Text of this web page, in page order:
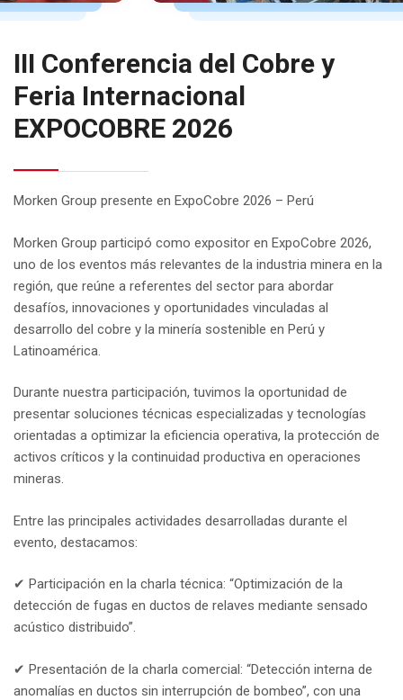
III Conferencia del Cobre y
Feria Internacional
EXPOCOBRE 2026
Morken Group presente en ExpoCobre 2026 – Perú
Morken Group participó como expositor en ExpoCobre 2026,
uno de los eventos más relevantes de la industria minera en la
región, que reúne a referentes del sector para abordar
desafíos, innovaciones y oportunidades vinculadas al
desarrollo del cobre y la minería sostenible en Perú y
Latinoamérica.
Durante nuestra participación, tuvimos la oportunidad de
presentar soluciones técnicas especializadas y tecnologías
orientadas a optimizar la eficiencia operativa, la protección de
activos críticos y la continuidad productiva en operaciones
mineras.
Entre las principales actividades desarrolladas durante el
evento, destacamos:
✔ Participación en la charla técnica: “Optimización de la
detección de fugas en ductos de relaves mediante sensado
acústico distribuido”.
✔ Presentación de la charla comercial: “Detección interna de
anomalías en ductos sin interrupción de bombeo”, con una